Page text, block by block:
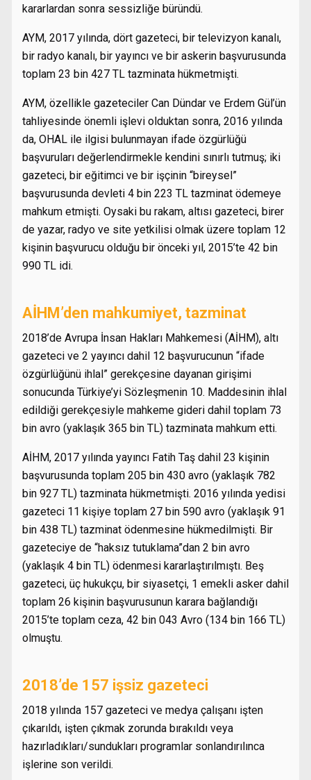
kararlardan sonra sessizliğe büründü.
AYM, 2017 yılında, dört gazeteci, bir televizyon kanalı,
bir radyo kanalı, bir yayıncı ve bir askerin başvurusunda
toplam 23 bin 427 TL tazminata hükmetmişti.
AYM, özellikle gazeteciler Can Dündar ve Erdem Gül’ün
tahliyesinde önemli işlevi olduktan sonra, 2016 yılında
da, OHAL ile ilgisi bulunmayan ifade özgürlüğü
başvuruları değerlendirmekle kendini sınırlı tutmuş; iki
gazeteci, bir eğitimci ve bir işçinin “bireysel”
başvurusunda devleti 4 bin 223 TL tazminat ödemeye
mahkum etmişti. Oysaki bu rakam, altısı gazeteci, birer
de yazar, radyo ve site yetkilisi olmak üzere toplam 12
kişinin başvurucu olduğu bir önceki yıl, 2015’te 42 bin
990 TL idi.
AİHM’den mahkumiyet, tazminat
2018’de Avrupa İnsan Hakları Mahkemesi (AİHM), altı
gazeteci ve 2 yayıncı dahil 12 başvurucunun “ifade
özgürlüğünü ihlal” gerekçesine dayanan girişimi
sonucunda Türkiye’yi Sözleşmenin 10. Maddesinin ihlal
edildiği gerekçesiyle mahkeme gideri dahil toplam 73
bin avro (yaklaşık 365 bin TL) tazminata mahkum etti.
AİHM, 2017 yılında yayıncı Fatih Taş dahil 23 kişinin
başvurusunda toplam 205 bin 430 avro (yaklaşık 782
bin 927 TL) tazminata hükmetmişti. 2016 yılında yedisi
gazeteci 11 kişiye toplam 27 bin 590 avro (yaklaşık 91
bin 438 TL) tazminat ödenmesine hükmedilmişti. Bir
gazeteciye de “haksız tutuklama”dan 2 bin avro
(yaklaşık 4 bin TL) ödenmesi kararlaştırılmıştı. Beş
gazeteci, üç hukukçu, bir siyasetçi, 1 emekli asker dahil
toplam 26 kişinin başvurusunun karara bağlandığı
2015’te toplam ceza, 42 bin 043 Avro (134 bin 166 TL)
olmuştu.
2018’de 157 işsiz gazeteci
2018 yılında 157 gazeteci ve medya çalışanı işten
çıkarıldı, işten çıkmak zorunda bırakıldı veya
hazırladıkları/sundukları programlar sonlandırılınca
işlerine son verildi.